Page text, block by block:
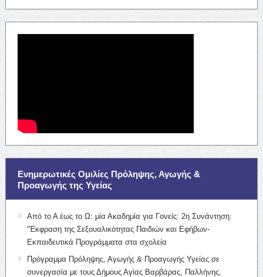
Ενημερωτικές Ομιλίες Πρόληψης, Αγωγής &
Προαγωγής της Υγείας
Από το Α έως το Ω: μία Ακαδημία για Γονείς: 2η Συνάντηση:
“Έκφραση της Σεξουαλικότητας Παιδιών και Εφήβων-
Εκπαιδευτικά Προγράμματα στα σχολεία
Πρόγραμμα Πρόληψης, Αγωγής & Προαγωγής Υγείας σε
συνεργασία με τους Δήμους Αγίας Βαρβάρας, Παλλήνης,